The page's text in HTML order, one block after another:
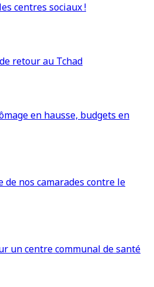
centres sociaux !
retour au Tchad
en hausse, budgets en
nos camarades contre le
un centre communal de santé